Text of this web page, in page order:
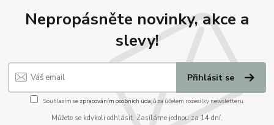
Nepropásněte novinky, akce a
slevy!
Přihlásit se
Souhlasím se zpracováním osobních údajůza účelem rozesílky newsletteru.
Můžete se kdykoli odhlásit. Zasíláme jednou za 14 dní.